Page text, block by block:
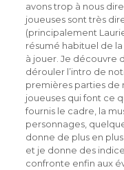
avons trop à nous
joueuses sont très
(principalement
résumé habituel de
à jouer. Je découvre
dérouler l’intro de
premières parties de
joueuses qui font ce
fournis le cadre, la
personnages,
donne de plus en
et je donne des
confronte enfin aux